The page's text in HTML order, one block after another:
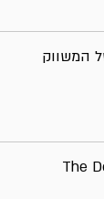
המשווק
The